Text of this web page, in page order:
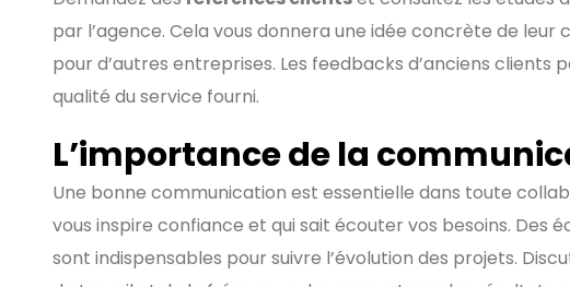
par l’agence. Cela vous donnera une idée concrète de
pour d’autres entreprises. Les feedbacks d’anciens
qualité du service fourni.
L’importance de la
Une bonne communication est essentielle dans toute
vous inspire confiance et qui sait écouter vos besoins. Des
sont indispensables pour suivre l’évolution des projets.